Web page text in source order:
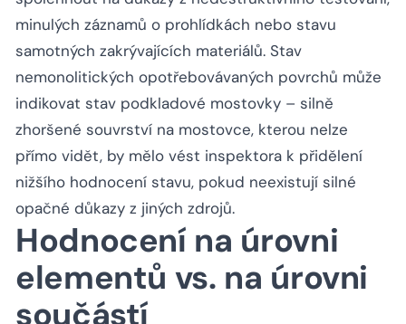
minulých záznamů o prohlídkách nebo stavu
samotných zakrývajících materiálů. Stav
nemonolitických opotřebovávaných povrchů může
indikovat stav podkladové mostovky – silně
zhoršené souvrství na mostovce, kterou nelze
přímo vidět, by mělo vést inspektora k přidělení
nižšího hodnocení stavu, pokud neexistují silné
opačné důkazy z jiných zdrojů.
Hodnocení na úrovni
elementů vs. na úrovni
součástí